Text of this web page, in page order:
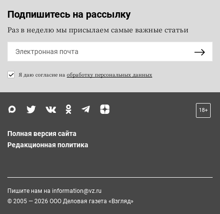
Подпишитесь на рассылку
Раз в неделю мы присылаем самые важные статьи
Я даю согласие на обработку персональных данных
18+
Полная версия сайта
Редакционная политика
Пишите нам на information@vz.ru
© 2005 — 2026 ООО Деловая газета «Взгляд»